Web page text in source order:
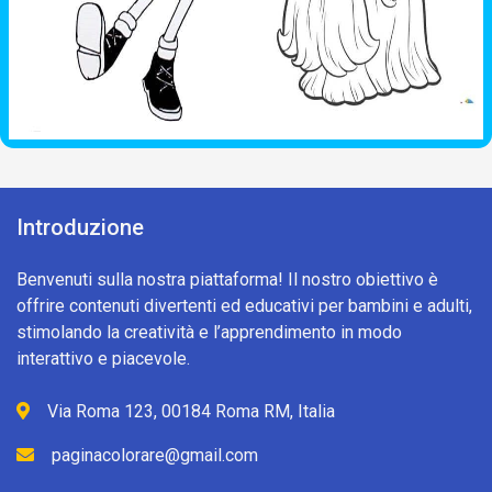
Introduzione
Benvenuti sulla nostra piattaforma! Il nostro obiettivo è
offrire contenuti divertenti ed educativi per bambini e adulti,
stimolando la creatività e l’apprendimento in modo
interattivo e piacevole.
Via Roma 123, 00184 Roma RM, Italia
paginacolorare@gmail.com